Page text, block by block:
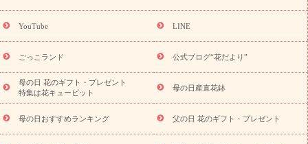
(トルコキキョウ)
9月の誕生花(リンドウ)
ら探す
お祝いの花特集 当日配達特急便 お祝い商品一覧
念日
結婚祝い 出産祝い 退院祝い・快気祝い
寿祝い
プチギフト ペットのお祝いフラワー
供え・お悔やみ商品一覧
お供え・お悔やみの花
四十九日法要以
YouTube LINE
ごっこランド 公式ブログ“花だより”
母の日 花のギフト・プレゼント
特集は花キューピット
母の日産直花鉢
母の日おすすめランキング 父の日 花のギフト・プレゼント